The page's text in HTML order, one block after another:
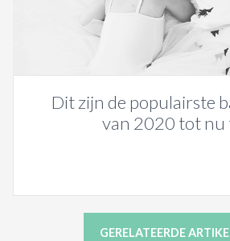
Dit zijn de populairste
van 2020 tot nu
GERELATEERDE